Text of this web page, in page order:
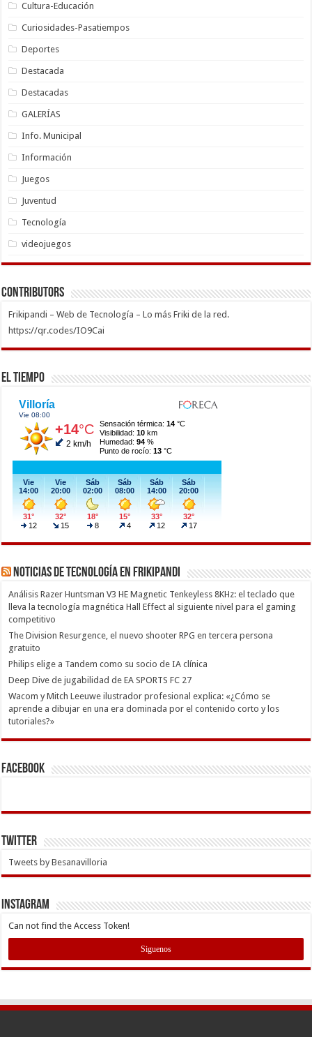
Cultura-Educación
Curiosidades-Pasatiempos
Deportes
Destacada
Destacadas
GALERÍAS
Info. Municipal
Información
Juegos
Juventud
Tecnología
videojuegos
Contributors
Frikipandi – Web de Tecnología – Lo más Friki de la red.
https://qr.codes/IO9Cai
El Tiempo
Noticias de Tecnología en Frikipandi
Análisis Razer Huntsman V3 HE Magnetic Tenkeyless 8KHz: el teclado que
lleva la tecnología magnética Hall Effect al siguiente nivel para el gaming
competitivo
The Division Resurgence, el nuevo shooter RPG en tercera persona
gratuito
Philips elige a Tandem como su socio de IA clínica
Deep Dive de jugabilidad de EA SPORTS FC 27
Wacom y Mitch Leeuwe ilustrador profesional explica: «¿Cómo se
aprende a dibujar en una era dominada por el contenido corto y los
tutoriales?»
Facebook
Twitter
Tweets by Besanavilloria
INSTAGRAM
Can not find the Access Token!
Siguenos